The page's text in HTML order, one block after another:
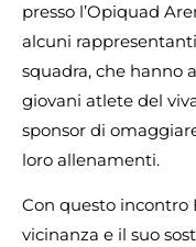
presso l’Opiquad
alcuni
squadra, che hanno
giovani atlete del
sponsor di
loro allenamenti.
Con questo incontro
vicinanza e il suo